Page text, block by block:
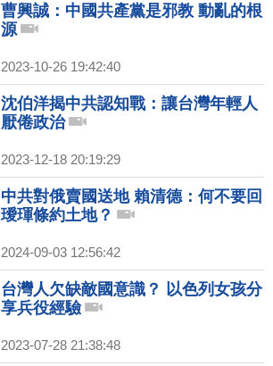
曹興誠：中國共產黨是邪教 動亂的根
源
2023-10-26 19:42:40
沈伯洋揭中共認知戰：讓台灣年輕人
厭倦政治
2023-12-18 20:19:29
中共對俄賣國送地 賴清德：何不要回
璦琿條約土地？
2024-09-03 12:56:42
台灣人欠缺敵國意識？ 以色列女孩分
享兵役經驗
2023-07-28 21:38:48